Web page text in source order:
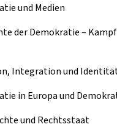
und Medien
der Demokratie –
Integration und
in Europa und
und Rechtsstaat